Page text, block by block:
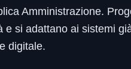
Amministrazione.
si adattano ai sistemi
digitale.